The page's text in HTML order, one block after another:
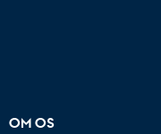
OM OS